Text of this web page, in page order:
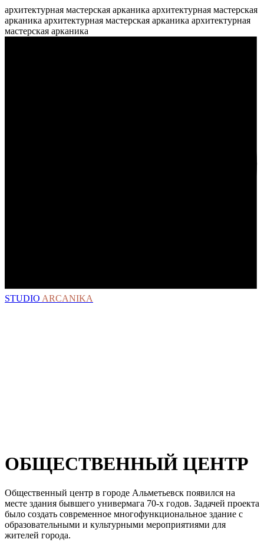
архитектурная мастерская арканика архитектурная мастерская
арканика архитектурная мастерская арканика архитектурная
мастерская арканика
STUDIO ARCANIKA
ОБЩЕСТВЕННЫЙ ЦЕНТР
Общественный центр в городе Альметьевск появился на
месте здания бывшего универмага 70-х годов. Задачей проекта
было создать современное многофункциональное здание с
образовательными и культурными мероприятиями для
жителей города.